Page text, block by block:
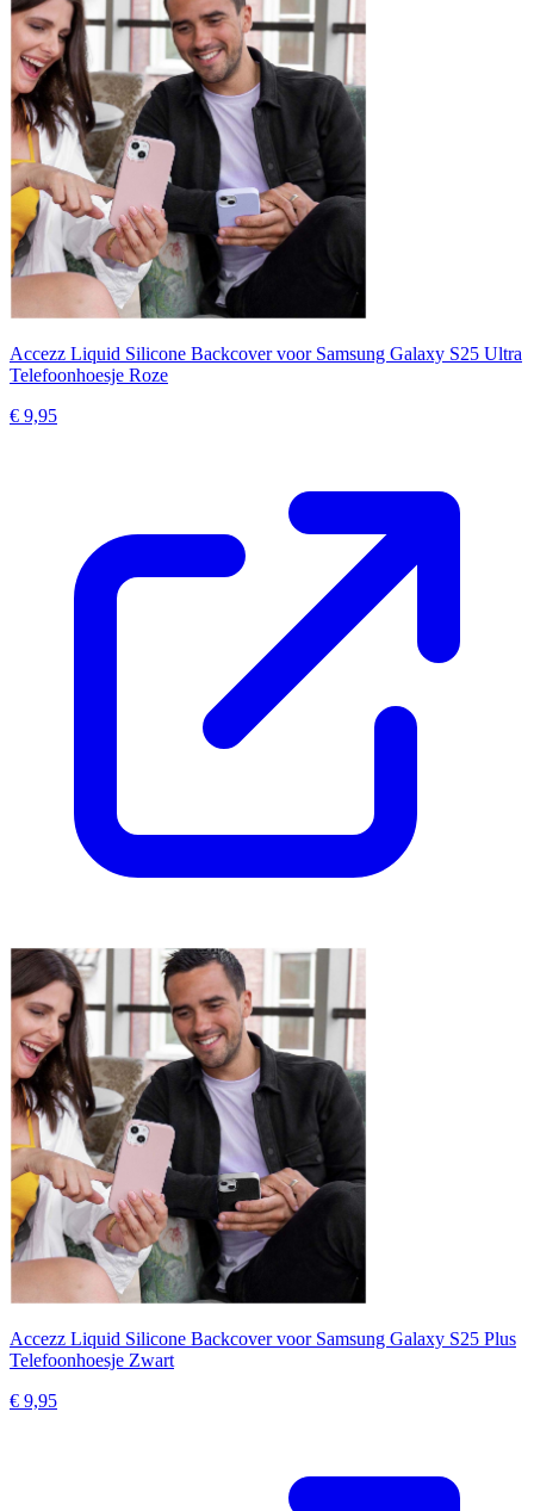
Accezz Liquid Silicone Backcover voor Samsung Galaxy S25 Ultra
Telefoonhoesje Roze
€ 9,95
Accezz Liquid Silicone Backcover voor Samsung Galaxy S25 Plus
Telefoonhoesje Zwart
€ 9,95